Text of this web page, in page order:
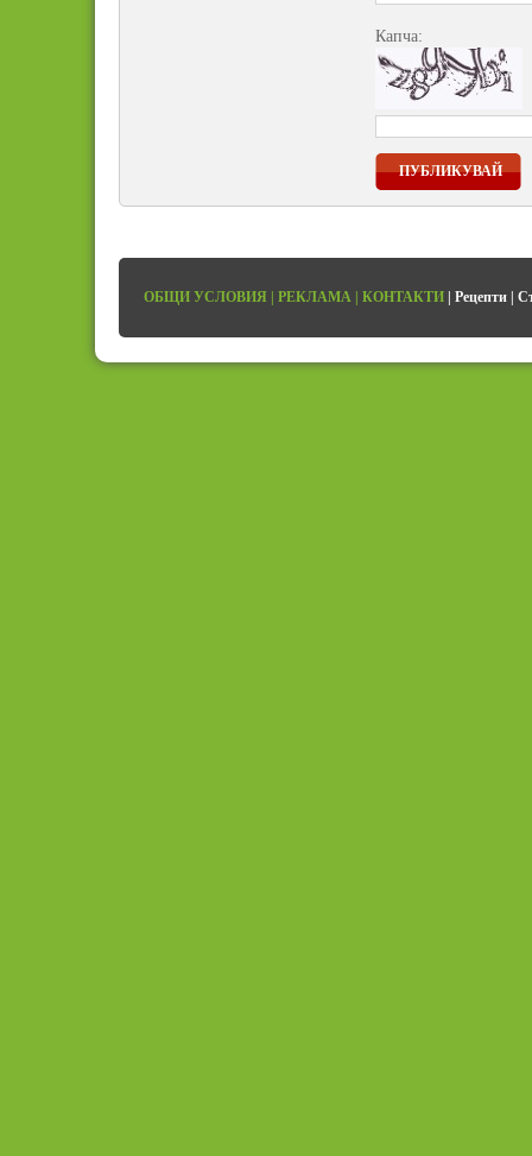
Капча:
ПУБЛИКУВАЙ
ОБЩИ УСЛОВИЯ | РЕКЛАМА | КОНТАКТИ | Рецепти |